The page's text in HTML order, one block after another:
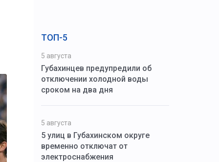
ТОП-5
5 августа
Губахинцев предупредили об
отключении холодной воды
сроком на два дня
5 августа
5 улиц в Губахинском округе
временно отключат от
электроснабжения